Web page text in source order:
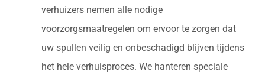
verhuizers nemen alle nodige
voorzorgsmaatregelen om ervoor te zorgen dat
uw spullen veilig en onbeschadigd blijven tijdens
het hele verhuisproces. We hanteren speciale